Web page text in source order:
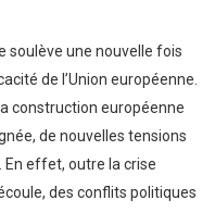
soulève une nouvelle fois
de l’Union européenne.
construction européenne
de nouvelles tensions
En effet, outre la crise
des conflits politiques